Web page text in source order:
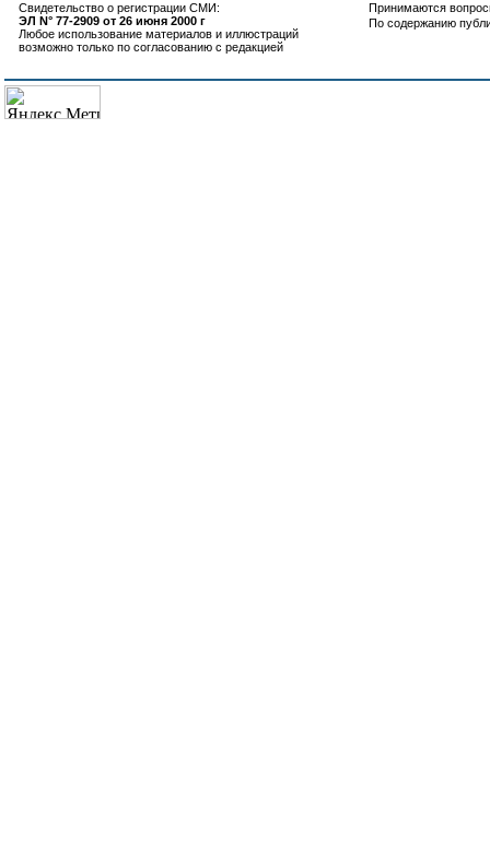
Свидетельство о регистрации СМИ:
ЭЛ N° 77-2909 от 26 июня 2000 г
Любое использование материалов и иллюстраций
возможно только по согласованию с редакцией
Принимаются
По содержанию